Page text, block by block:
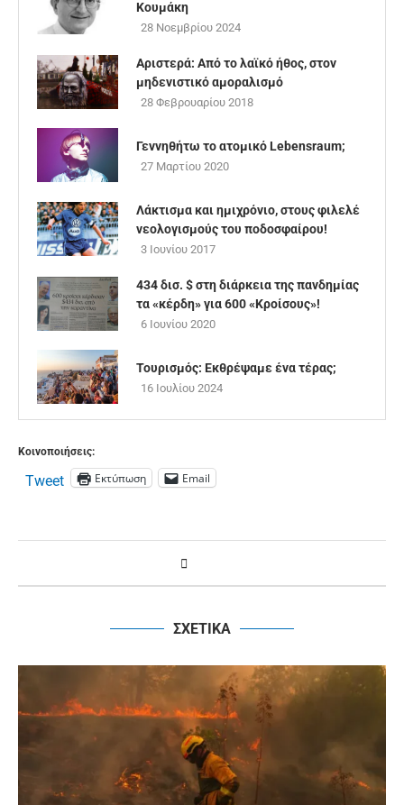
Κουμάκη
28 Νοεμβρίου 2024
Αριστερά: Από το λαϊκό ήθος, στον
μηδενιστικό αμοραλισμό
28 Φεβρουαρίου 2018
Γεννηθήτω το ατομικό Lebensraum;
27 Μαρτίου 2020
Λάκτισμα και ημιχρόνιο, στους φιλελέ
νεολογισμούς του ποδοσφαίρου!
3 Ιουνίου 2017
434 δισ. $ στη διάρκεια της πανδημίας
τα «κέρδη» για 600 «Κροίσους»!
6 Ιουνίου 2020
Τουρισμός: Εκθρέψαμε ένα τέρας;
16 Ιουλίου 2024
Κοινοποιήσεις:
Tweet Εκτύπωση Email
ΣΧΕΤΙΚΑ